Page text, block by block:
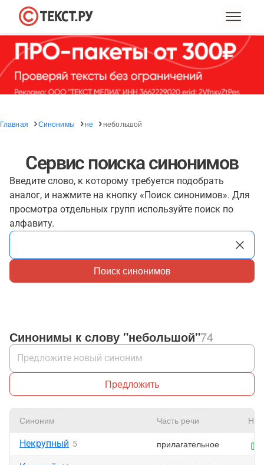
Главная Синонимы не небольшой
Сервис поиска синонимов
Введите слово, к которому требуется подобрать
аналог, и нажмите на кнопку «Поиск синонимов». Для
просмотра отдельных групп используйте поиск по
алфавиту.
Поиск синонимов
Синонимы к слову "небольшой"74
Предложить
Синоним Часть речи
Некрупный 5 прилагательное